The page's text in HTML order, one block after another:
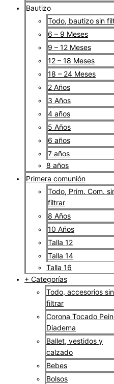
Bautizo
Todo, bautizo sin
6 – 9 Meses
9 – 12 Meses
12 – 18 Meses
18 – 24 Meses
2 Años
3 Años
4 años
5 Años
6 años
7 años
8 años
Primera comunión
Todo, Prim. Com.
filtrar
8 Años
10 Años
Talla 12
Talla 14
Talla 16
+ Categorías
Todo, accesorios sin
filtrar
Corona Tocado
Diadema
Ballet, vestidos y
calzado
Bebes
Bolsos